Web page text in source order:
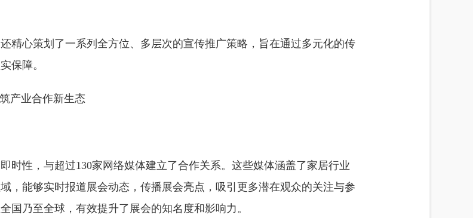
精心策划了一系列全方位、多层次的宣传推广策略，旨在通过多元化的传
保障。
时性，与超过130家网络媒体建立了合作关系。这些媒体涵盖了家居行业
，能够实时报道展会动态，传播展会亮点，吸引更多潜在观众的关注与参
国乃至全球，有效提升了展会的知名度和影响力。